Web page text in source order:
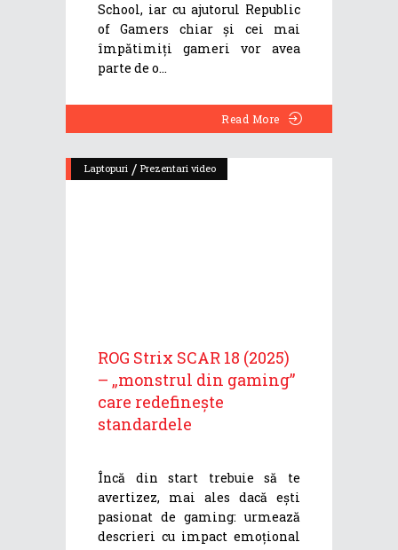
School, iar cu ajutorul Republic
of Gamers chiar și cei mai
împătimiți gameri vor avea
parte de o
Read More
Laptopuri / Prezentari video
ROG Strix SCAR 18 (2025)
– „monstrul din gaming”
care redefinește
standardele
Încă din start trebuie să te
avertizez, mai ales dacă ești
pasionat de gaming: urmează
descrieri cu impact emoțional